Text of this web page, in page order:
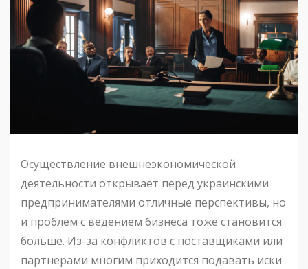
Осуществление внешнеэкономической
деятельности открывает перед украинскими
предпринимателями отличные перспективы, но
и проблем с ведением бизнеса тоже становится
больше. Из-за конфликтов с поставщиками или
партнерами многим приходится подавать иски